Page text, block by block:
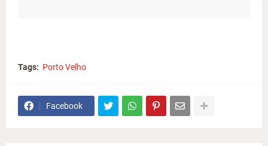
Tags: Porto Velho
Facebook